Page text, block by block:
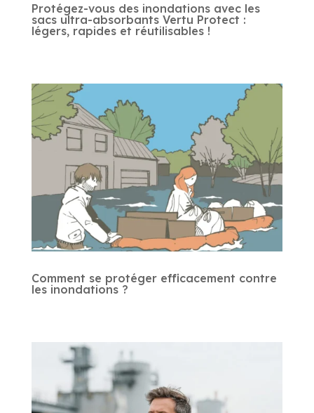
Protégez-vous des inondations avec les
sacs ultra-absorbants Vertu Protect :
légers, rapides et réutilisables !
Comment se protéger efficacement contre
les inondations ?